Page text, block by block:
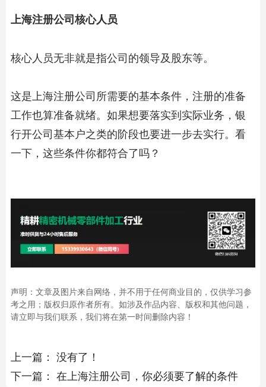
上海注册公司核心人员
核心人员无非就是指公司的领导及股东等。
这是上海注册公司所需要的基本条件，注册的准备
工作也算准备就绪。如果想要落实到实际业务，银
行开公司基本户之类的阶段也要进一步去实行。看
一下，这些条件你都符合了吗？
声明：文章及图片来自网络，并不用于任何商业目的，仅供学习参
考之用；版权归原作者所有。如涉及作品内容、版权和其他问题，
请立即与我们联系，我们将在第一时间删除内容！
上一篇： 没有了！
下一篇： 在上海注册公司，你必须要了解的条件